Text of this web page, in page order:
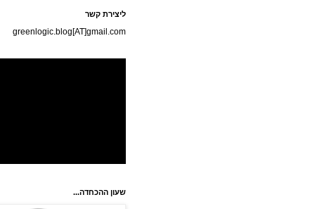
ליצירת קשר
greenlogic.blog[AT]gmail.com
שעון ההכחדה...